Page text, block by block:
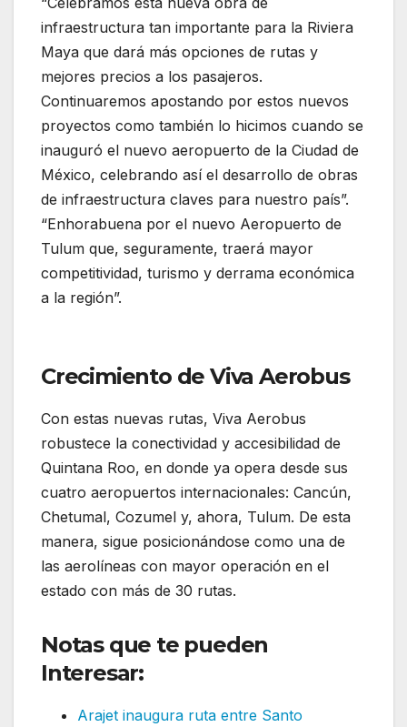
infraestructura tan importante para la Riviera
Maya que dará más opciones de rutas y
mejores precios a los pasajeros.
Continuaremos apostando por estos nuevos
proyectos como también lo hicimos cuando se
inauguró el nuevo aeropuerto de la Ciudad de
México, celebrando así el desarrollo de obras
de infraestructura claves para nuestro país”.
“Enhorabuena por el nuevo Aeropuerto de
Tulum que, seguramente, traerá mayor
competitividad, turismo y derrama económica
a la región”.
Crecimiento de Viva Aerobus
Con estas nuevas rutas, Viva Aerobus
robustece la conectividad y accesibilidad de
Quintana Roo, en donde ya opera desde sus
cuatro aeropuertos internacionales: Cancún,
Chetumal, Cozumel y, ahora, Tulum. De esta
manera, sigue posicionándose como una de
las aerolíneas con mayor operación en el
estado con más de 30 rutas.
Notas que te pueden
Interesar:
Arajet inaugura ruta entre Santo